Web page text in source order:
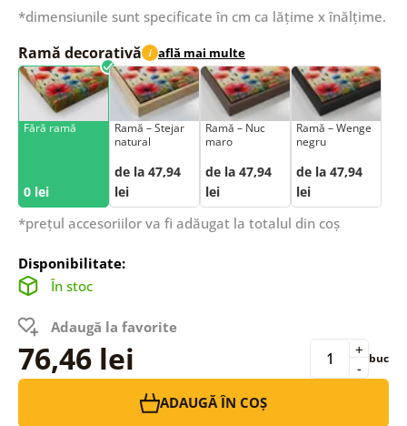
*dimensiunile sunt specificate în cm ca lățime x înălțime.
Ramă decorativă i află mai multe
Fără ramă
0 lei
Ramă – Stejar
natural
de la 47,94
lei
Ramă – Nuc
maro
de la 47,94
lei
Ramă – Wenge
negru
de la 47,94
lei
*prețul accesoriilor va fi adăugat la totalul din coș
Disponibilitate:
În stoc
Adaugă la favorite
76,46 lei -
+ buc
ADAUGĂ ÎN COȘ